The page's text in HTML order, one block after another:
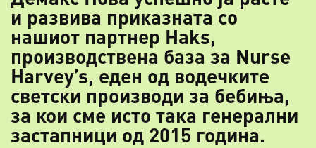
и развива приказнатасо
нашиот партнер Haks,
производствена база за Nurse
Harvey’s, еден од водечките
светски производи за бебиња,
за кои сме исто така генерални
застапници од 2015 година.